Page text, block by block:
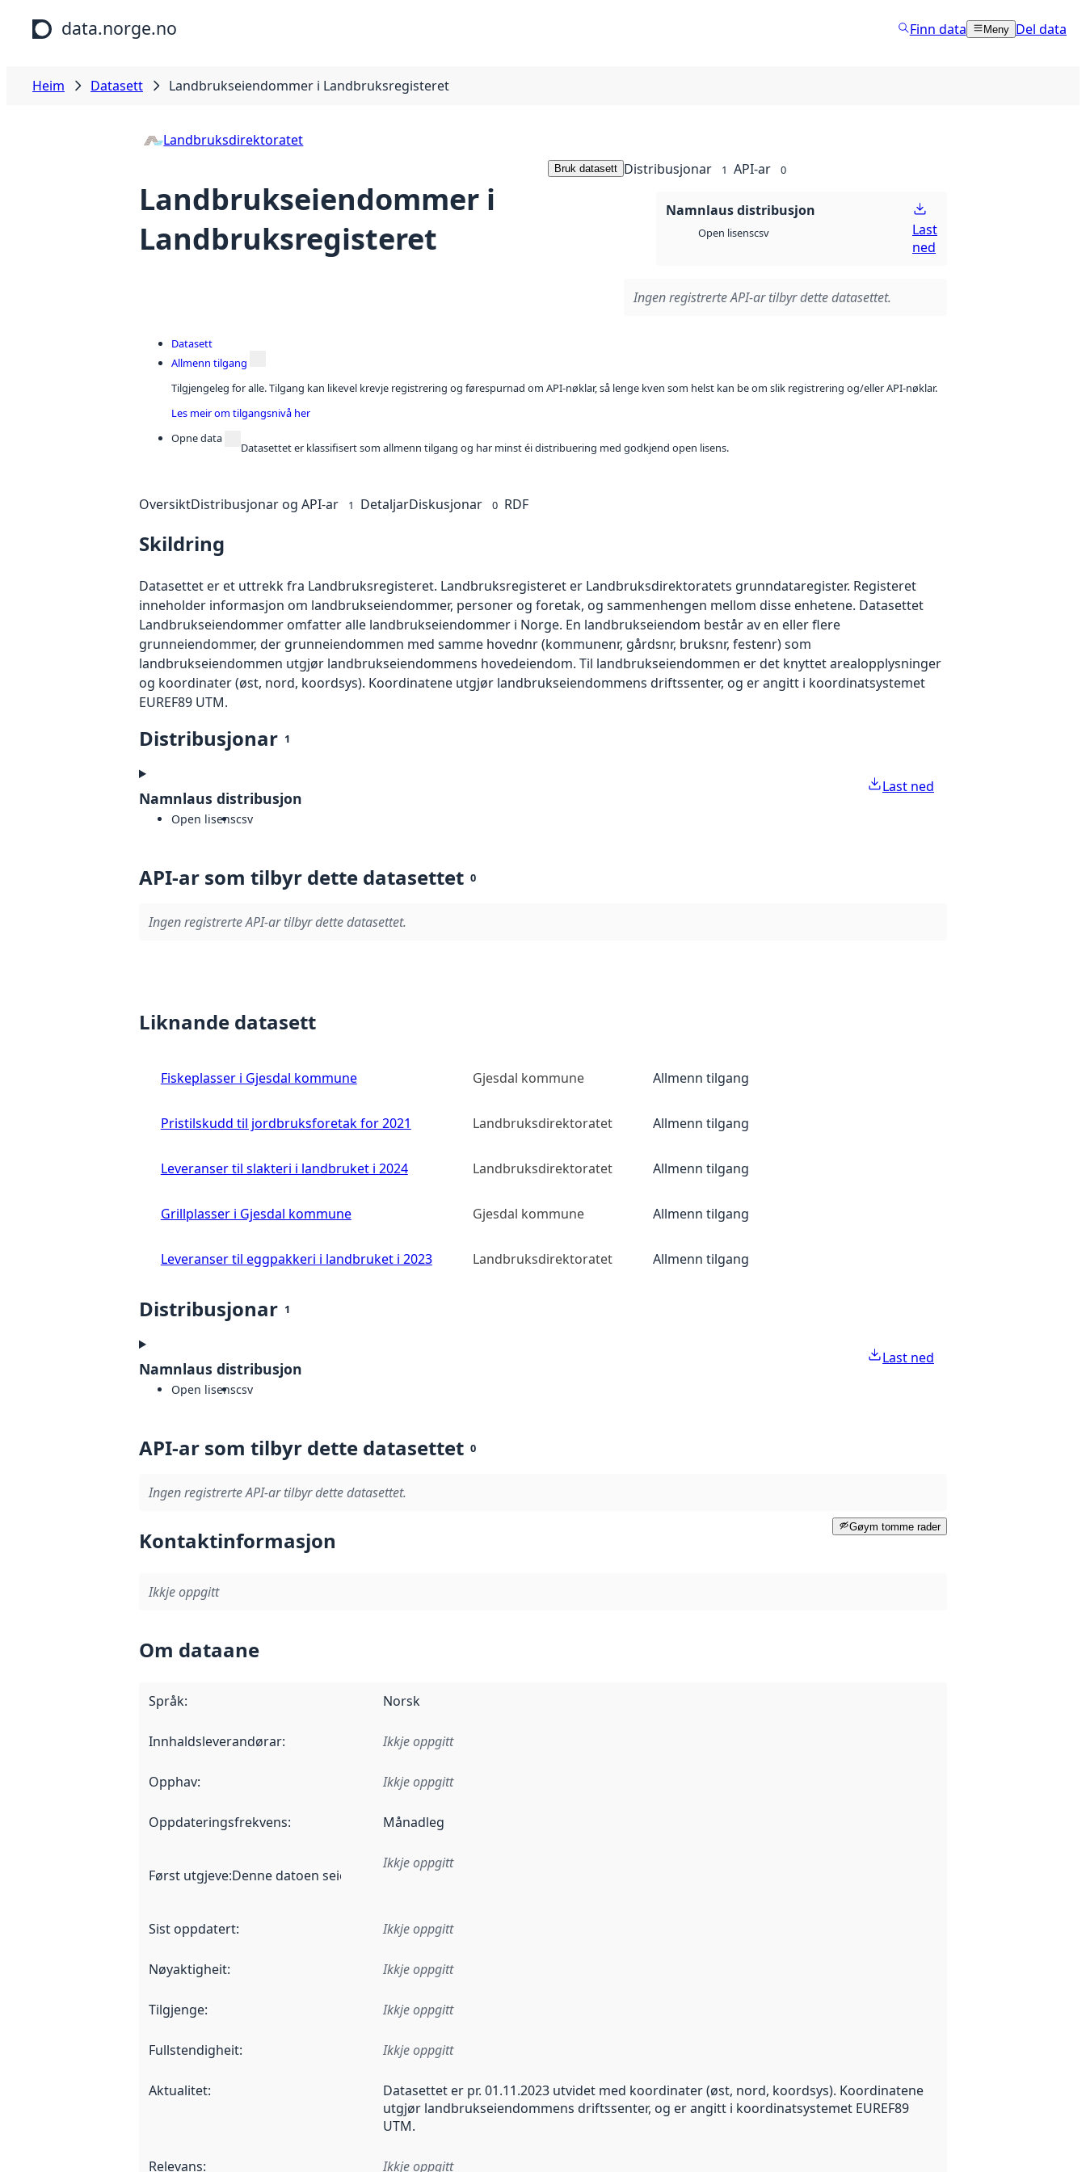
Hopp til hovudinnhald
data.norge.no Finn data Meny Del data
Heim Datasett Landbrukseiendommer i Landbruksregisteret
Landbruksdirektoratet
Landbrukseiendommer i
Landbruksregisteret
Bruk datasett Distribusjonar 1 API-ar 0
Namnlaus distribusjon
Open lisenscsv
Last
ned
Ingen registrerte API-ar tilbyr dette datasettet.
Datasett
Allmenn tilgang
Tilgjengeleg for alle. Tilgang kan likevel krevje registrering og førespurnad om API-nøklar, så lenge kven som helst kan be om slik registrering og/eller API-nøklar.
Les meir om tilgangsnivå her
Opne data
Datasettet er klassifisert som allmenn tilgang og har minst éi distribuering med godkjend open lisens.
OversiktDistribusjonar og API-ar 1 DetaljarDiskusjonar 0 RDF
Skildring
Datasettet er et uttrekk fra Landbruksregisteret. Landbruksregisteret er Landbruksdirektoratets grunndataregister. Registeret
inneholder informasjon om landbrukseiendommer, personer og foretak, og sammenhengen mellom disse enhetene. Datasettet
Landbrukseiendommer omfatter alle landbrukseiendommer i Norge. En landbrukseiendom består av en eller flere
grunneiendommer, der grunneiendommen med samme hovednr (kommunenr, gårdsnr, bruksnr, festenr) som
landbrukseiendommen utgjør landbrukseiendommens hovedeiendom. Til landbrukseiendommen er det knyttet arealopplysninger
og koordinater (øst, nord, koordsys). Koordinatene utgjør landbrukseiendommens driftssenter, og er angitt i koordinatsystemet
EUREF89 UTM.
Distribusjonar 1
Namnlaus distribusjon
Open lisenscsv
Last ned
API-ar som tilbyr dette datasettet 0
Ingen registrerte API-ar tilbyr dette datasettet.
Liknande datasett
Fiskeplasser i Gjesdal kommune Gjesdal kommune Allmenn tilgang
Pristilskudd til jordbruksforetak for 2021 Landbruksdirektoratet Allmenn tilgang
Leveranser til slakteri i landbruket i 2024 Landbruksdirektoratet Allmenn tilgang
Grillplasser i Gjesdal kommune Gjesdal kommune Allmenn tilgang
Leveranser til eggpakkeri i landbruket i 2023 Landbruksdirektoratet Allmenn tilgang
Distribusjonar 1
Namnlaus distribusjon
Open lisenscsv
Last ned
API-ar som tilbyr dette datasettet 0
Ingen registrerte API-ar tilbyr dette datasettet.
Gøym tomme rader
Kontaktinformasjon
Ikkje oppgitt
Om dataane
Språk: Norsk
Innhaldsleverandørar: Ikkje oppgitt
Opphav: Ikkje oppgitt
Oppdateringsfrekvens: Månadleg
Først utgjeve:Denne datoen seier når dataa i dette datasettet først blei utgitt. Det kan ha skjedd før datasettet blei publisert på data.norge.no.
Ikkje oppgitt
Sist oppdatert: Ikkje oppgitt
Nøyaktigheit: Ikkje oppgitt
Tilgjenge: Ikkje oppgitt
Fullstendigheit: Ikkje oppgitt
Aktualitet:
Datasettet er pr. 01.11.2023 utvidet med koordinater (øst, nord, koordsys). Koordinatene
utgjør landbrukseiendommens driftssenter, og er angitt i koordinatsystemet EUREF89
UTM.
Relevans: Ikkje oppgitt